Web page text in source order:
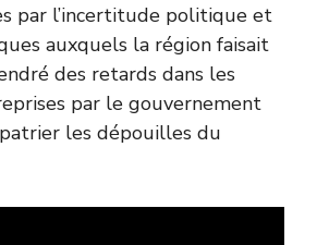
par l’incertitude politique et
auxquels la région faisait
des retards dans les
par le gouvernement
les dépouilles du